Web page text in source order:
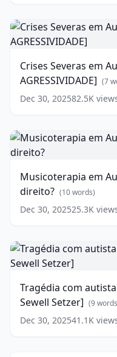
Crises
Severas
em
[CICLO
DA
AGRESSIVIDADE]
Crises Severas em
AGRESSIVIDADE] (7
Dec 30, 202582.5K
Musicoterapia
em
Autismo:
que
é?
Quem
faz?
direito?
(10
words)
Musicoterapia em
direito? (10words)
Dec 30, 202525.3K
Tragédia
com
autista
Inteligência
Artificial
[Caso
Sewell
Tragédia com
Sewell Setzer] (9
Dec 30, 202541.1K
Top